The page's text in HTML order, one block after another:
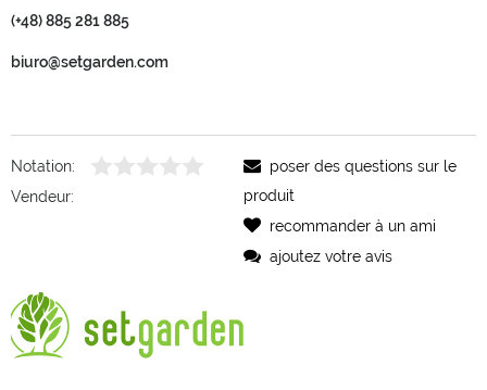
(+48) 885 281 885
biuro@setgarden.com
Notation:
Vendeur:
poser des questions sur le
produit
recommander à un ami
ajoutez votre avis